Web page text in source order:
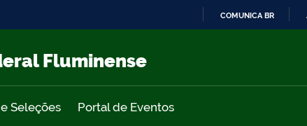
COMUNICA BR
Fluminense
Seleções Portal de Eventos